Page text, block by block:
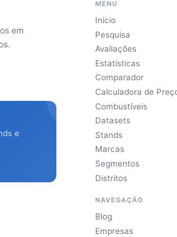
em
e
MENU
Início
Pesquisa
Avaliações
Estatísticas
Comparador
Calculadora de
Combustíveis
Datasets
Stands
Marcas
Segmentos
Distritos
NAVEGAÇÃO
Blog
Empresas